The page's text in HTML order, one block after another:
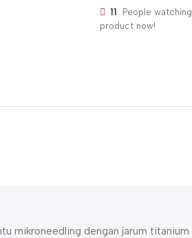
11
People
product now!
mikroneedling dengan jarum titanium